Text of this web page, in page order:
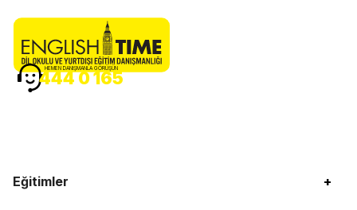
Eğitimler +
HEMEN DANIŞMANLA GÖRÜŞÜN
444 0 165